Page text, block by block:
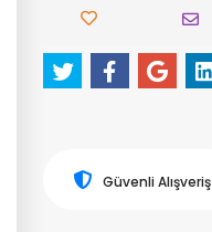
Güvenli Alışveriş